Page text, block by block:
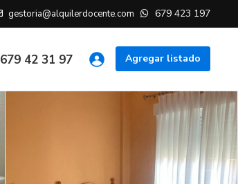
gestoria@alquilerdocente.com 679 423 197
Agregar listado
679 42 31 97